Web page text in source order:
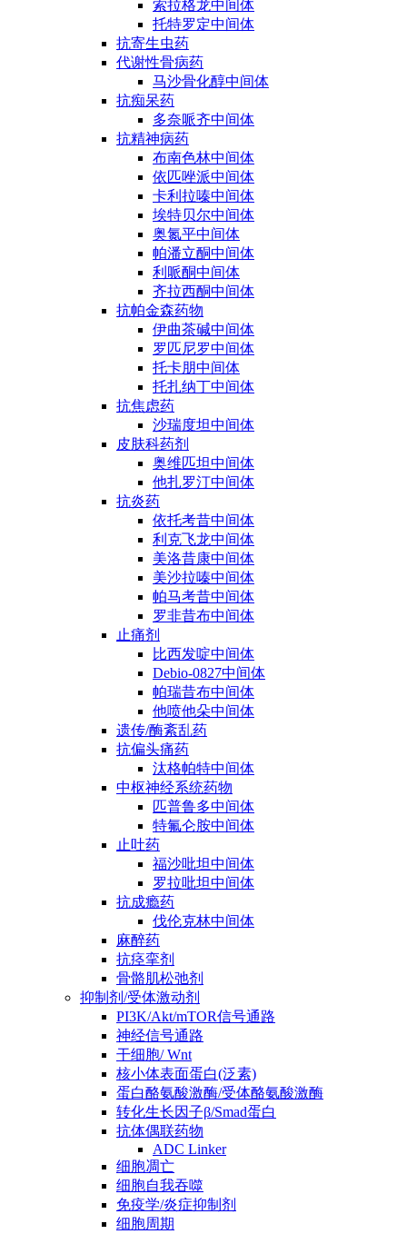
索拉格龙中间体
托特罗定中间体
抗寄生虫药
代谢性骨病药
马沙骨化醇中间体
抗痴呆药
多奈哌齐中间体
抗精神病药
布南色林中间体
依匹唑派中间体
卡利拉嗪中间体
埃特贝尔中间体
奥氮平中间体
帕潘立酮中间体
利哌酮中间体
齐拉西酮中间体
抗帕金森药物
伊曲茶碱中间体
罗匹尼罗中间体
托卡朋中间体
托扎纳丁中间体
抗焦虑药
沙瑞度坦中间体
皮肤科药剂
奥维匹坦中间体
他扎罗汀中间体
抗炎药
依托考昔中间体
利克飞龙中间体
美洛昔康中间体
美沙拉嗪中间体
帕马考昔中间体
罗非昔布中间体
止痛剂
比西发啶中间体
Debio-0827中间体
帕瑞昔布中间体
他喷他朵中间体
遗传/酶紊乱药
抗偏头痛药
汰格帕特中间体
中枢神经系统药物
匹普鲁多中间体
特氟仑胺中间体
止吐药
福沙吡坦中间体
罗拉吡坦中间体
抗成瘾药
伐伦克林中间体
麻醉药
抗痉挛剂
骨骼肌松弛剂
抑制剂/受体激动剂
PI3K/Akt/mTOR信号通路
神经信号通路
干细胞/ Wnt
核小体表面蛋白(泛素)
蛋白酪氨酸激酶/受体酪氨酸激酶
转化生长因子β/Smad蛋白
抗体偶联药物
ADC Linker
细胞凋亡
细胞自我吞噬
免疫学/炎症抑制剂
细胞周期